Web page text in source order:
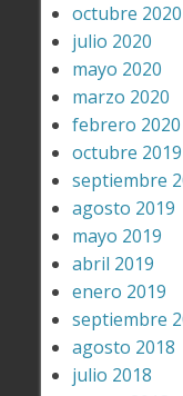
octubre 2020
julio 2020
mayo 2020
marzo 2020
febrero 2020
octubre 2019
septiembre
agosto 2019
mayo 2019
abril 2019
enero 2019
septiembre
agosto 2018
julio 2018